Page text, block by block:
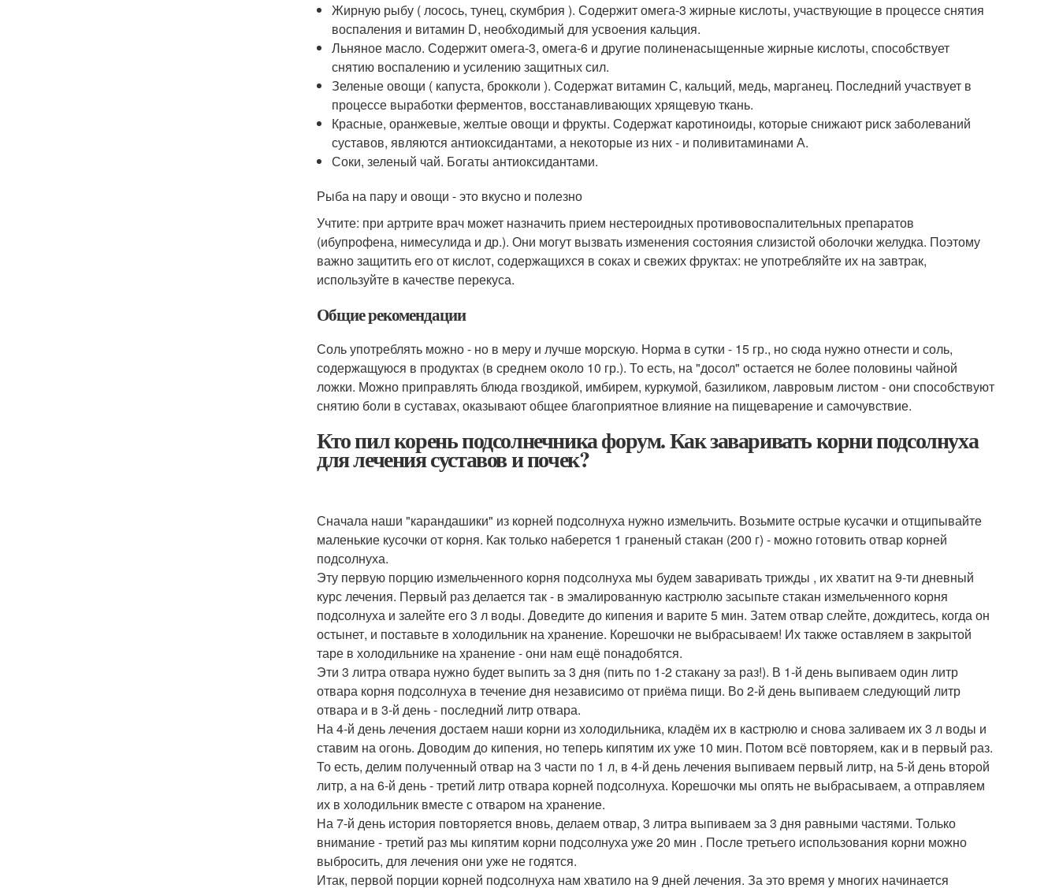
Жирную рыбу ( лосось, тунец, скумбрия ). Содержит омега-3 жирные кислоты, участвующие в процессе снятия
воспаления и витамин D, необходимый для усвоения кальция.
Льняное масло. Содержит омега-3, омега-6 и другие полиненасыщенные жирные кислоты, способствует
снятию воспалению и усилению защитных сил.
Зеленые овощи ( капуста, брокколи ). Содержат витамин С, кальций, медь, марганец. Последний участвует в
процессе выработки ферментов, восстанавливающих хрящевую ткань.
Красные, оранжевые, желтые овощи и фрукты. Содержат каротиноиды, которые снижают риск заболеваний
суставов, являются антиоксидантами, а некоторые из них - и поливитаминами А.
Соки, зеленый чай. Богаты антиоксидантами.
Рыба на пару и овощи - это вкусно и полезно
Учтите: при артрите врач может назначить прием нестероидных противовоспалительных препаратов
(ибупрофена, нимесулида и др.). Они могут вызвать изменения состояния слизистой оболочки желудка. Поэтому
важно защитить его от кислот, содержащихся в соках и свежих фруктах: не употребляйте их на завтрак,
используйте в качестве перекуса.
Общие рекомендации
Соль употреблять можно - но в меру и лучше морскую. Норма в сутки - 15 гр., но сюда нужно отнести и соль,
содержащуюся в продуктах (в среднем около 10 гр.). То есть, на "досол" остается не более половины чайной
ложки. Можно приправлять блюда гвоздикой, имбирем, куркумой, базиликом, лавровым листом - они способствуют
снятию боли в суставах, оказывают общее благоприятное влияние на пищеварение и самочувствие.
Кто пил корень подсолнечника форум. Как заваривать корни подсолнуха
для лечения суставов и почек?
Сначала наши "карандашики" из корней подсолнуха нужно измельчить. Возьмите острые кусачки и отщипывайте
маленькие кусочки от корня. Как только наберется 1 граненый стакан (200 г) - можно готовить отвар корней
подсолнуха.
Эту первую порцию измельченного корня подсолнуха мы будем заваривать трижды , их хватит на 9-ти дневный
курс лечения. Первый раз делается так - в эмалированную кастрюлю засыпьте стакан измельченного корня
подсолнуха и залейте его 3 л воды. Доведите до кипения и варите 5 мин. Затем отвар слейте, дождитесь, когда он
остынет, и поставьте в холодильник на хранение. Корешочки не выбрасываем! Их также оставляем в закрытой
таре в холодильнике на хранение - они нам ещё понадобятся.
Эти 3 литра отвара нужно будет выпить за 3 дня (пить по 1-2 стакану за раз!). В 1-й день выпиваем один литр
отвара корня подсолнуха в течение дня независимо от приёма пищи. Во 2-й день выпиваем следующий литр
отвара и в 3-й день - последний литр отвара.
На 4-й день лечения достаем наши корни из холодильника, кладём их в кастрюлю и снова заливаем их 3 л воды и
ставим на огонь. Доводим до кипения, но теперь кипятим их уже 10 мин. Потом всё повторяем, как и в первый раз.
То есть, делим полученный отвар на 3 части по 1 л, в 4-й день лечения выпиваем первый литр, на 5-й день второй
литр, а на 6-й день - третий литр отвара корней подсолнуха. Корешочки мы опять не выбрасываем, а отправляем
их в холодильник вместе с отваром на хранение.
На 7-й день история повторяется вновь, делаем отвар, 3 литра выпиваем за 3 дня равными частями. Только
внимание - третий раз мы кипятим корни подсолнуха уже 20 мин . После третьего использования корни можно
выбросить, для лечения они уже не годятся.
Итак, первой порции корней подсолнуха нам хватило на 9 дней лечения. За это время у многих начинается